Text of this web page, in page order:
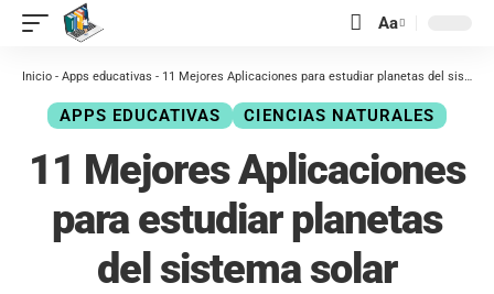
contenido Aa
Inicio - Apps educativas - 11 Mejores Aplicaciones para estudiar planetas del sistema solar
APPS EDUCATIVAS CIENCIAS NATURALES
11 Mejores Aplicaciones
para estudiar planetas
del sistema solar